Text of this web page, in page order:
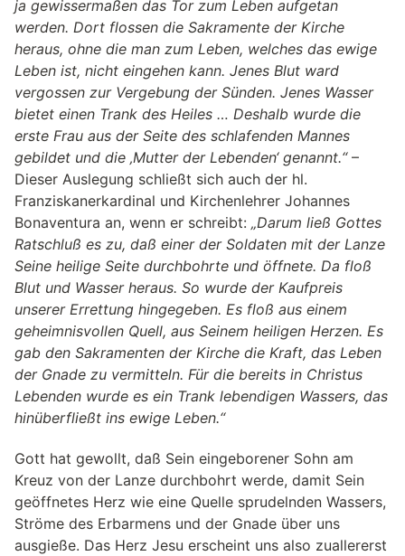
ja gewissermaßen das Tor zum Leben aufgetan
werden. Dort flossen die Sakramente der Kirche
heraus, ohne die man zum Leben, welches das ewige
Leben ist, nicht eingehen kann. Jenes Blut ward
vergossen zur Vergebung der Sünden. Jenes Wasser
bietet einen Trank des Heiles … Deshalb wurde die
erste Frau aus der Seite des schlafenden Mannes
gebildet und die ‚Mutter der Lebenden‘ genannt.“–
Dieser Auslegung schließt sich auch der hl.
Franziskanerkardinal und Kirchenlehrer Johannes
Bonaventura an, wenn er schreibt: „Darum ließ Gottes
Ratschluß es zu, daß einer der Soldaten mit der Lanze
Seine heilige Seite durchbohrte und öffnete. Da floß
Blut und Wasser heraus. So wurde der Kaufpreis
unserer Errettung hingegeben. Es floß aus einem
geheimnisvollen Quell, aus Seinem heiligen Herzen. Es
gab den Sakramenten der Kirche die Kraft, das Leben
der Gnade zu vermitteln. Für die bereits in Christus
Lebenden wurde es ein Trank lebendigen Wassers, das
hinüberfließt ins ewige Leben.“
Gott hat gewollt, daß Sein eingeborener Sohn am
Kreuz von der Lanze durchbohrt werde, damit Sein
geöffnetes Herz wie eine Quelle sprudelnden Wassers,
Ströme des Erbarmens und der Gnade über uns
ausgieße. Das Herz Jesu erscheint uns also zuallererst